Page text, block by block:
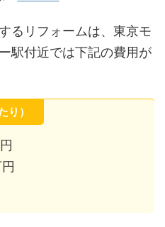
るリフォームは、東京モ
駅付近では下記の費用が
り）